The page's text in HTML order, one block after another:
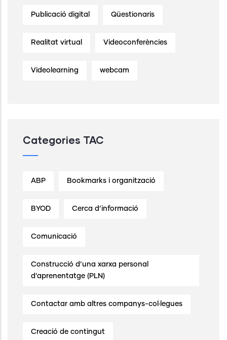
Publicació digital Qüestionaris
Realitat virtual Videoconferències
Videolearning webcam
Categories TAC
ABP Bookmarks i organització
BYOD Cerca d’informació
Comunicació
Construcció d’una xarxa personal
d’aprenentatge (PLN)
Contactar amb altres companys-col·legues
Creació de contingut